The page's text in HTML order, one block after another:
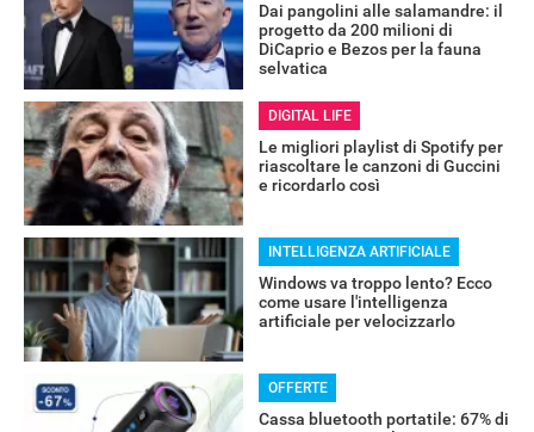
RECENSIONI
Dai pangolini alle salamandre: il
progetto da 200 milioni di
DiCaprio e Bezos per la fauna
selvatica
DIGITAL LIFE
Le migliori playlist di Spotify per
riascoltare le canzoni di Guccini
e ricordarlo così
INTELLIGENZA ARTIFICIALE
Windows va troppo lento? Ecco
come usare l'intelligenza
artificiale per velocizzarlo
OFFERTE
Cassa bluetooth portatile: 67% di